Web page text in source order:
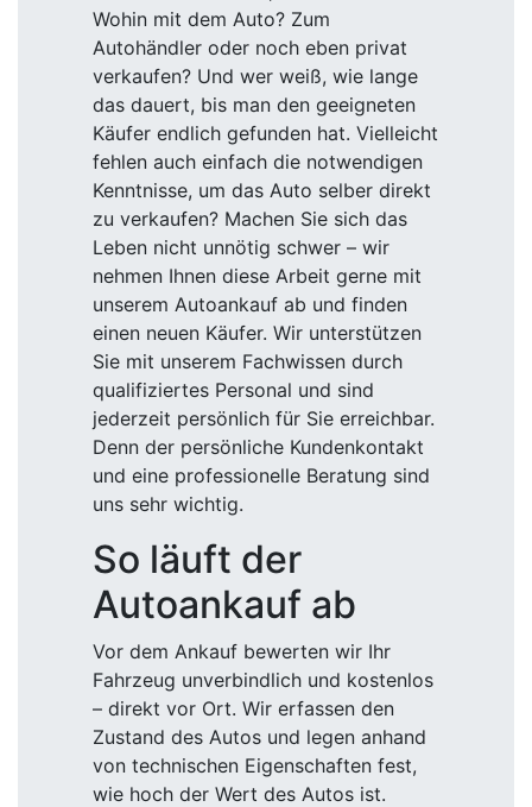
Wohin mit dem Auto? Zum
Autohändler oder noch eben privat
verkaufen? Und wer weiß, wie lange
das dauert, bis man den geeigneten
Käufer endlich gefunden hat. Vielleicht
fehlen auch einfach die notwendigen
Kenntnisse, um das Auto selber direkt
zu verkaufen? Machen Sie sich das
Leben nicht unnötig schwer – wir
nehmen Ihnen diese Arbeit gerne mit
unserem Autoankauf ab und finden
einen neuen Käufer. Wir unterstützen
Sie mit unserem Fachwissen durch
qualifiziertes Personal und sind
jederzeit persönlich für Sie erreichbar.
Denn der persönliche Kundenkontakt
und eine professionelle Beratung sind
uns sehr wichtig.
So läuft der
Autoankauf ab
Vor dem Ankauf bewerten wir Ihr
Fahrzeug unverbindlich und kostenlos
– direkt vor Ort. Wir erfassen den
Zustand des Autos und legen anhand
von technischen Eigenschaften fest,
wie hoch der Wert des Autos ist.